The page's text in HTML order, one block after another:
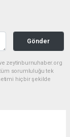
Gönder
zeytinburnuhaber.org
tüm sorumluluğu tek
hiçbir şekilde